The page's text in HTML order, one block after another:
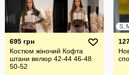
695 грн
Костюм жіночий Кофта
штани велюр 42-44 46-48
50-52
S,